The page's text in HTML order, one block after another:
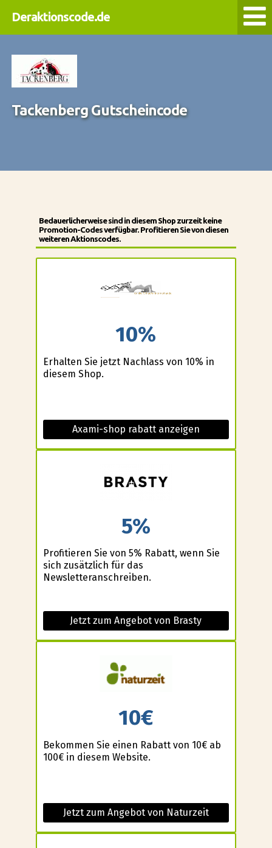
Deraktionscode.de
Tackenberg Gutscheincode
Bedauerlicherweise sind in diesem Shop zurzeit keine
Promotion-Codes verfügbar. Profitieren Sie von diesen
weiteren Aktionscodes.
10%
Erhalten Sie jetzt Nachlass von 10% in
diesem Shop.
Axami-shop rabatt anzeigen
5%
Profitieren Sie von 5% Rabatt, wenn Sie
sich zusätzlich für das
Newsletteranschreiben.
Jetzt zum Angebot von Brasty
10€
Bekommen Sie einen Rabatt von 10€ ab
100€ in diesem Website.
Jetzt zum Angebot von Naturzeit